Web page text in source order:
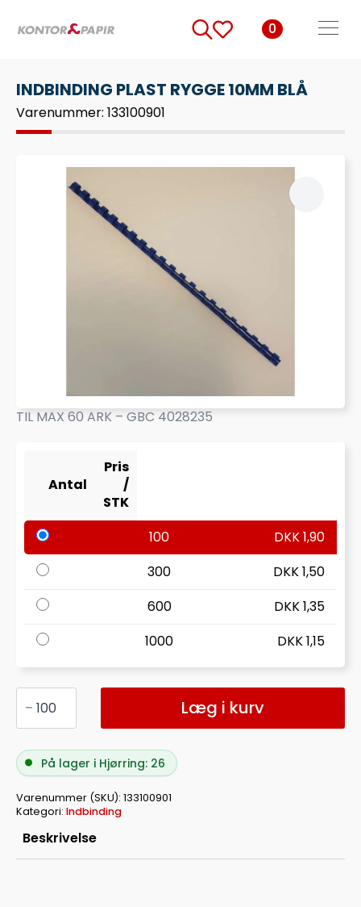
0
INDBINDING PLAST RYGGE 10MM BLÅ
Varenummer: 133100901
TIL MAX 60 ARK – GBC 4028235
Antal
Pris
/
STK
100
DKK1,90
300
DKK1,50
600
DKK1,35
1000
DKK1,15
INDBINDING
PLAST
RYGGE
10MM
antal
Læg i kurv
På lager i Hjørring: 26
Varenummer (SKU): 133100901
Kategori: Indbinding
Beskrivelse